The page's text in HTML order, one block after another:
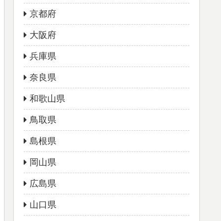
京都府
大阪府
兵庫県
奈良県
和歌山県
鳥取県
島根県
岡山県
広島県
山口県